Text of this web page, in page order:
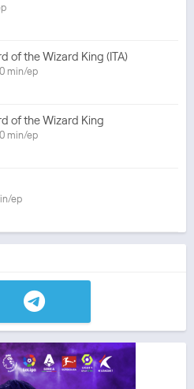
of the Wizard King (ITA)
min/ep
of the Wizard King
min/ep
ep